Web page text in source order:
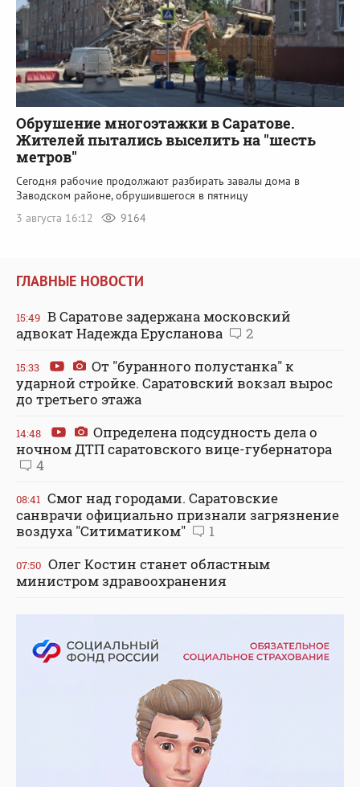
Обрушение многоэтажки в Саратове.
Жителей пытались выселить на "шесть
метров"
Сегодня рабочие продолжают разбирать завалы дома в
Заводском районе, обрушившегося в пятницу
3 августа 16:12
9164
ГЛАВНЫЕ НОВОСТИ
15:49 В Саратове задержана московский
адвокат Надежда Ерусланова
2
15:33
От "буранного полустанка" к
ударной стройке. Саратовский вокзал вырос
до третьего этажа
14:48
Определена подсудность дела о
ночном ДТП саратовского вице-губернатора
4
08:41 Смог над городами. Саратовские
санврачи официально признали загрязнение
воздуха "Ситиматиком"
1
07:50 Олег Костин станет областным
министром здравоохранения